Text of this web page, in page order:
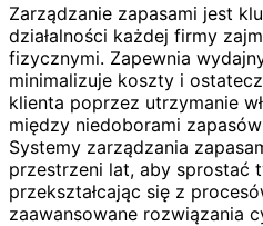
Zarządzanie zapasami jest
działalności każdej firmy
fizycznymi. Zapewnia
minimalizuje koszty i
klienta poprzez utrzymanie
między niedoborami
Systemy zarządzania
przestrzeni lat, aby sprostać
przekształcając się z
zaawansowane rozwiązania